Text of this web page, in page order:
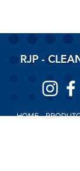
RJP -
HOME